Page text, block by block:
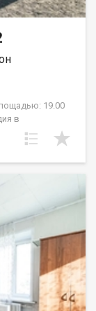
19.00
в
Квартира
до потолка.
двумя
для подъема
пандус, что
или пожилых
Парковочных
сады,
для жизни
можно
от